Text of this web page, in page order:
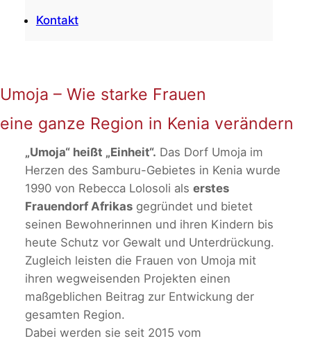
Kontakt
Umoja – Wie starke Frauen
eine ganze Region in Kenia verändern
„Umoja“ heißt „Einheit“. Das Dorf Umoja im
Herzen des Samburu-Gebietes in Kenia wurde
1990 von Rebecca Lolosoli als erstes
Frauendorf Afrikasgegründet und bietet
seinen Bewohnerinnen und ihren Kindern bis
heute Schutz vor Gewalt und Unterdrückung.
Zugleich leisten die Frauen von Umoja mit
ihren wegweisenden Projekten einen
maßgeblichen Beitrag zur Entwickung der
gesamten Region.
Dabei werden sie seit 2015 vom